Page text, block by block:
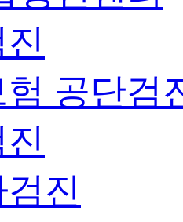
험 공단검
진